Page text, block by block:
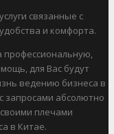
связанные с
и комфорта.
профессиональную,
для Вас будут
ведению бизнеса в
запросами абсолютно
плечами
в Китае.